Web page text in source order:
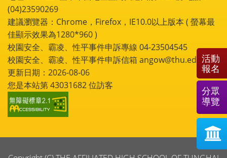
(04)23590269
建議瀏覽器：Chrome，Firefox，IE10.0以上版本 ( 螢幕最
佳顯示效果為1280*960 )
校園安全、霸凌、性平事件申訴專線 04-23504545
校園安全、霸凌、性平事件申訴信箱 angow@thu.edu.tw
更新日期：2026-08-06
您是本站第43031682位訪客
活動
報名
分眾
導覽